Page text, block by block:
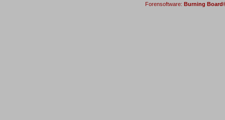
Forensoftware: Burning